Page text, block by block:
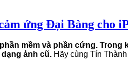
ứng Đại Bàng cho
mềm và phần cứng. Trong
ảnh cũ. Hãy cùng Tín